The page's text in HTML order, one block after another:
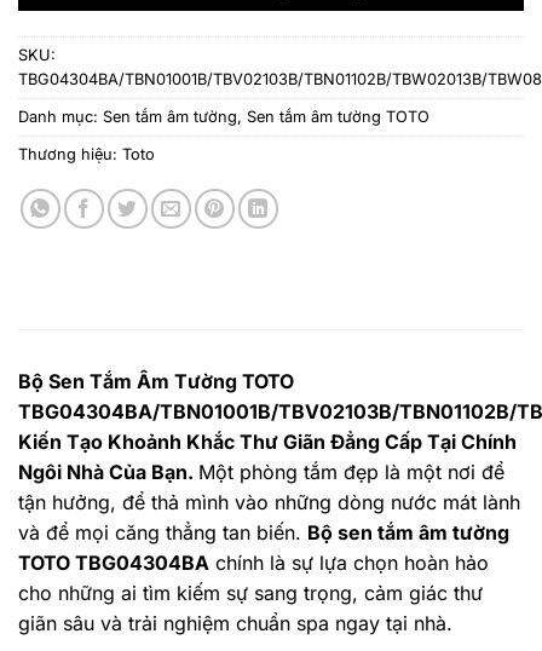
SKU:
TBG04304BA/TBN01001B/TBV02103B/TBN01102B/TBW02013B/
Danh mục: Sen tắm âm tường, Sen tắm âm tường TOTO
Thương hiệu: Toto
Bộ Sen Tắm Âm Tường TOTO
TBG04304BA/TBN01001B/TBV02103B/TBN01102B/
Kiến Tạo Khoảnh Khắc Thư Giãn Đẳng Cấp Tại Chính
Ngôi Nhà Của Bạn. Một phòng tắm đẹp là một nơi để
tận hưởng, để thả mình vào những dòng nước mát lành
và để mọi căng thẳng tan biến. Bộ sen tắm âm tường
TOTO TBG04304BA chính là sự lựa chọn hoàn hảo
cho những ai tìm kiếm sự sang trọng, cảm giác thư
giãn sâu và trải nghiệm chuẩn spa ngay tại nhà.